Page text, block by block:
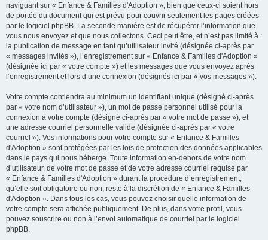
naviguant sur « Enfance & Familles d'Adoption », bien que ceux-ci soient hors
de portée du document qui est prévu pour couvrir seulement les pages créées
par le logiciel phpBB. La seconde manière est de récupérer l’information que
vous nous envoyez et que nous collectons. Ceci peut être, et n’est pas limité à :
la publication de message en tant qu’utilisateur invité (désignée ci-après par
« messages invités »), l’enregistrement sur « Enfance & Familles d'Adoption »
(désignée ici par « votre compte ») et les messages que vous envoyez après
l’enregistrement et lors d’une connexion (désignés ici par « vos messages »).
Votre compte contiendra au minimum un identifiant unique (désigné ci-après
par « votre nom d’utilisateur »), un mot de passe personnel utilisé pour la
connexion à votre compte (désigné ci-après par « votre mot de passe »), et
une adresse courriel personnelle valide (désignée ci-après par « votre
courriel »). Vos informations pour votre compte sur « Enfance & Familles
d'Adoption » sont protégées par les lois de protection des données applicables
dans le pays qui nous héberge. Toute information en-dehors de votre nom
d’utilisateur, de votre mot de passe et de votre adresse courriel requise par
« Enfance & Familles d'Adoption » durant la procédure d’enregistrement,
qu’elle soit obligatoire ou non, reste à la discrétion de « Enfance & Familles
d'Adoption ». Dans tous les cas, vous pouvez choisir quelle information de
votre compte sera affichée publiquement. De plus, dans votre profil, vous
pouvez souscrire ou non à l’envoi automatique de courriel par le logiciel
phpBB.